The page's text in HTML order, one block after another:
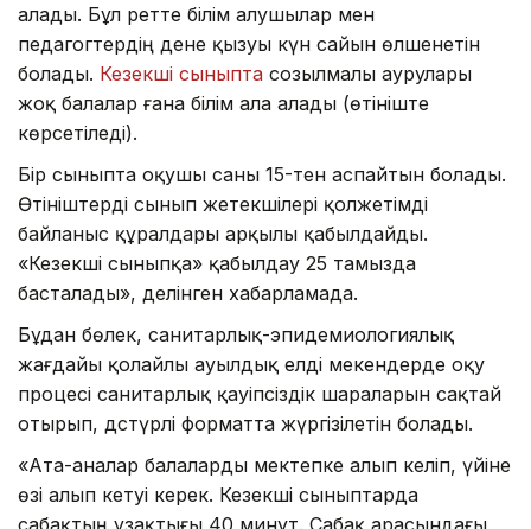
алады. Бұл ретте білім алушылар мен
педагогтердің дене қызуы күн сайын өлшенетін
болады. Кезекші сыныпта созылмалы аурулары
жоқ балалар ғана білім ала алады (өтініште
көрсетіледі).
Бір сыныпта оқушы саны 15-тен аспайтын болады.
Өтініштерді сынып жетекшілері қолжетімді
байланыс құралдары арқылы қабылдайды.
«Кезекші сыныпқа» қабылдау 25 тамызда
басталады», делінген хабарламада.
Бұдан бөлек, санитарлық-эпидемиологиялық
жағдайы қолайлы ауылдық елді мекендерде оқу
процесі санитарлық қауіпсіздік шараларын сақтай
отырып, дәстүрлі форматта жүргізілетін болады.
«Ата-аналар балаларды мектепке алып келіп, үйіне
өзі алып кетуі керек. Кезекші сыныптарда
сабақтың ұзақтығы 40 минут. Сабақ арасындағы